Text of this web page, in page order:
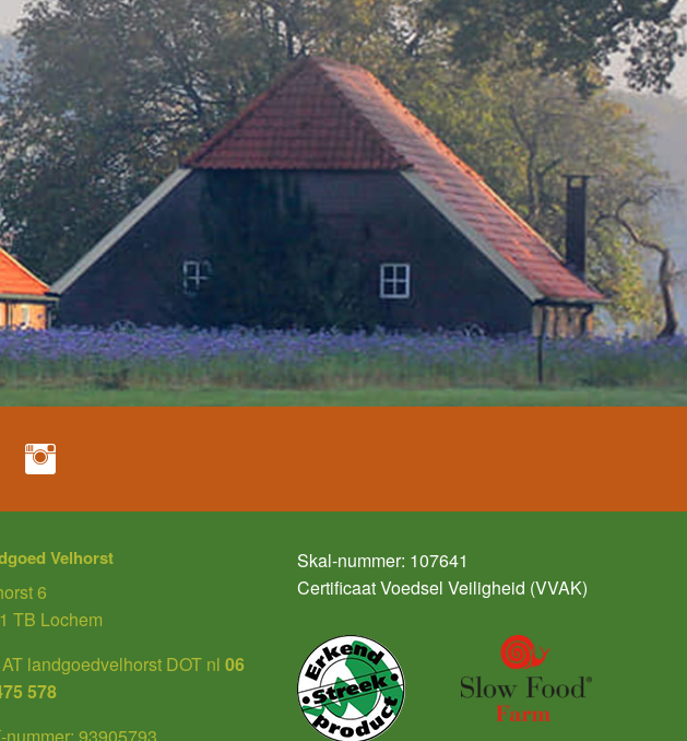
Velhorst
6
TB Lochem
landgoedvelhorst DOT nl 06
578
nummer: 93905793
Skal-nummer: 107641
Certificaat Voedsel Veiligheid (VVAK)